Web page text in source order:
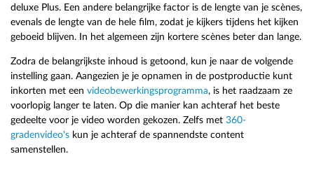
deluxe Plus. Een andere belangrijke factor is de lengte van je scènes,
evenals de lengte van de hele film, zodat je kijkers tijdens het kijken
geboeid blijven. In het algemeen zijn kortere scènes beter dan lange.
Zodra de belangrijkste inhoud is getoond, kun je naar de volgende
instelling gaan. Aangezien je je opnamen in de postproductie kunt
inkorten met een videobewerkingsprogramma, is het raadzaam ze
voorlopig langer te laten. Op die manier kan achteraf het beste
gedeelte voor je video worden gekozen. Zelfs met 360-
gradenvideo's kun je achteraf de spannendste content
samenstellen.